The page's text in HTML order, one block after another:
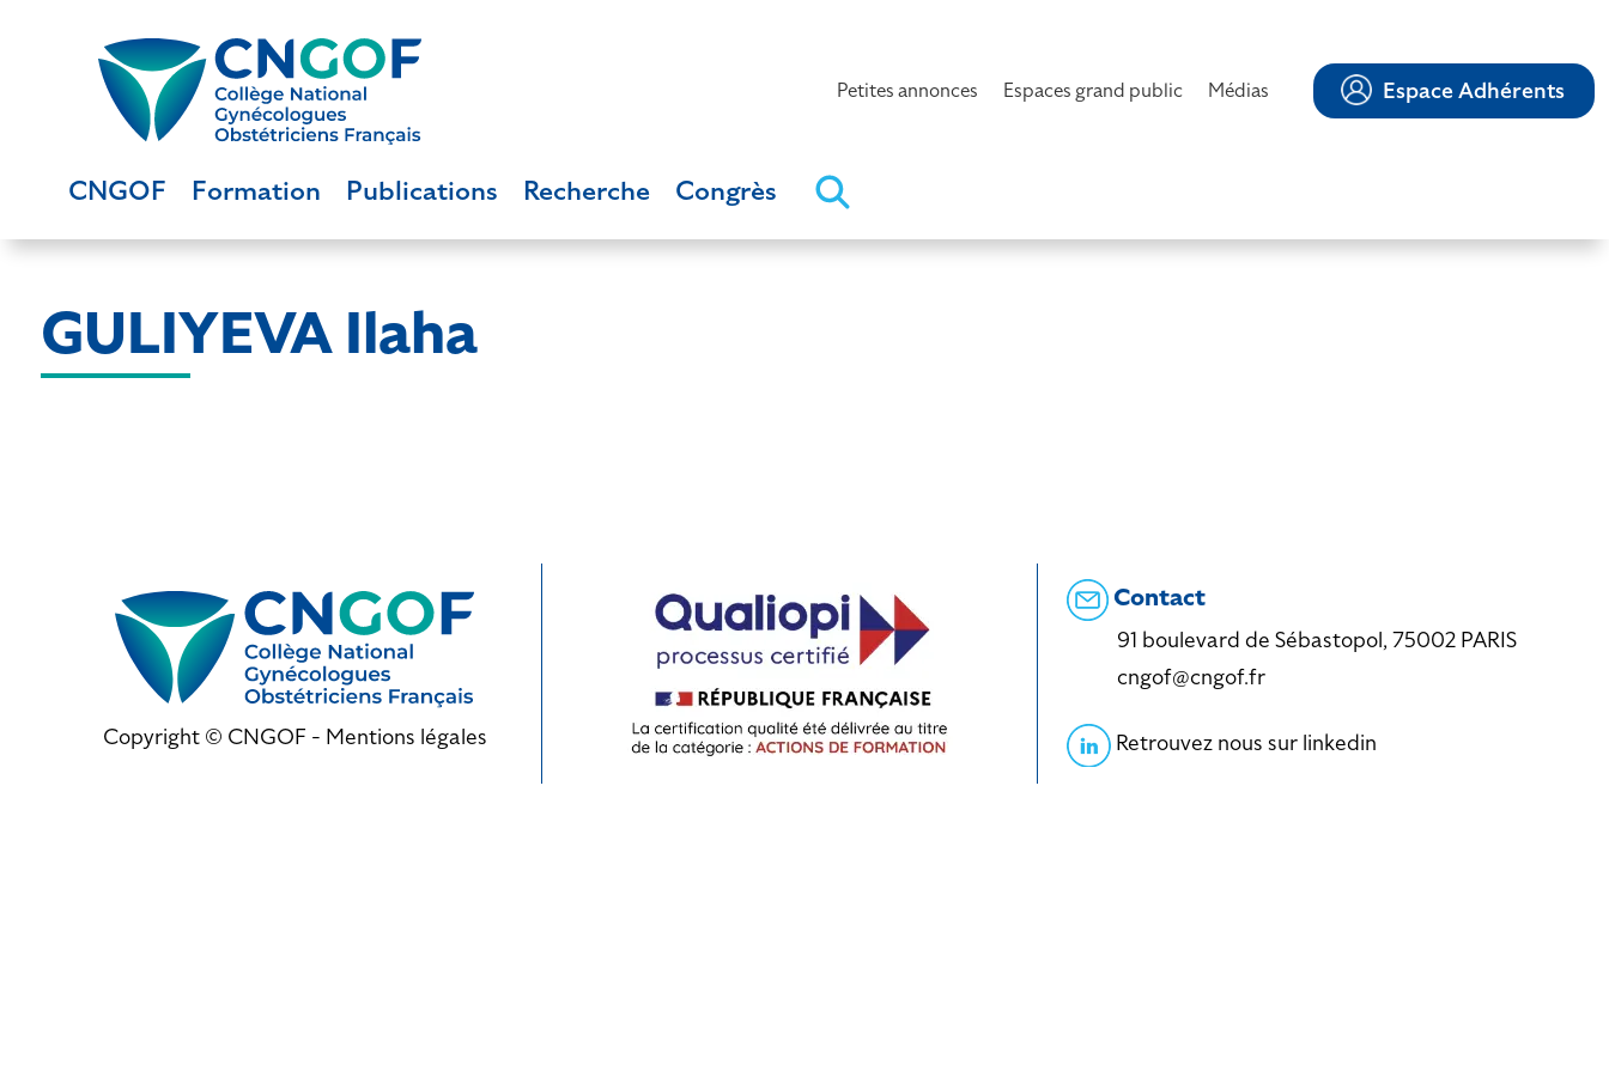
Petites annonces Espaces grand public Médias Espace Adhérents
CNGOF Formation Publications Recherche Congrès
GULIYEVA Ilaha
Copyright © CNGOF - Mentions légales
Contact
91 boulevard de Sébastopol, 75002 PARIS
cngof@cngof.fr
Retrouvez nous sur linkedin